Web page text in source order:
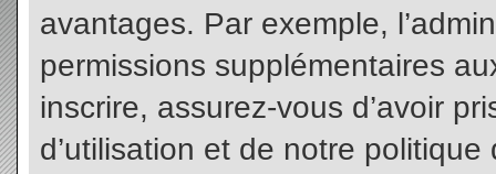
avantages. Par exemple,
permissions supplémentaires
inscrire, assurez-vous d’avoir
d’utilisation et de notre